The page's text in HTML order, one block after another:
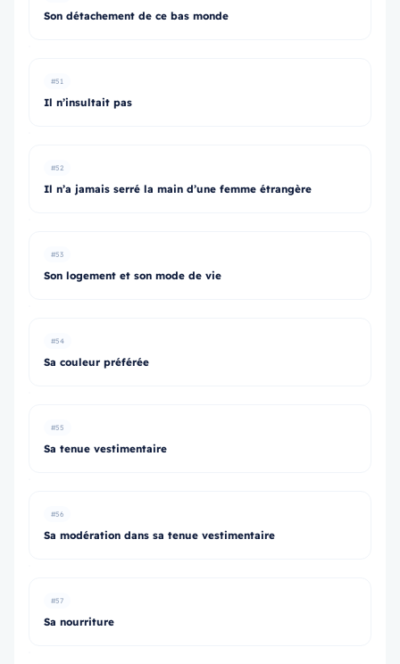
Son détachement de ce bas monde
#51
Il n’insultait pas
#52
Il n’a jamais serré la main d’une femme étrangère
#53
Son logement et son mode de vie
#54
Sa couleur préférée
#55
Sa tenue vestimentaire
#56
Sa modération dans sa tenue vestimentaire
#57
Sa nourriture